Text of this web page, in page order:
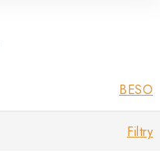
BESO
Filtry